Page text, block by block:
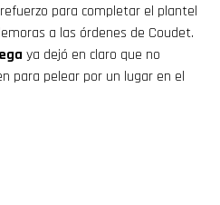
para completar el plantel
a las órdenes de Coudet.
ya dejó en claro que no
para pelear por un lugar en el